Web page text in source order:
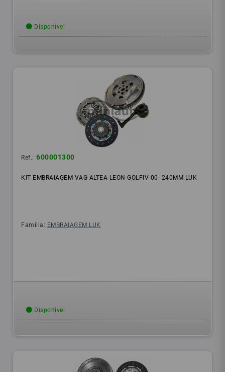
Disponível
Ref.: 600001300
KIT EMBRAIAGEM VAG ALTEA-LEON-GOLFIV 00- 240MM LUK
Família: EMBRAIAGEM LUK
Disponível